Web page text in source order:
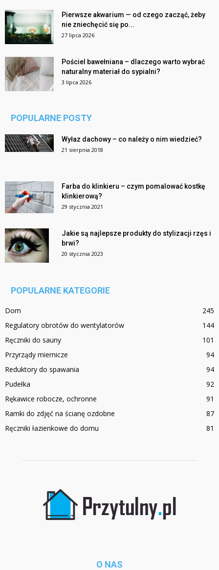
Pierwsze akwarium — od czego zacząć, żeby
nie zniechęcić się po...
27 lipca 2026
Pościel bawełniana – dlaczego warto wybrać
naturalny materiał do sypialni?
3 lipca 2026
POPULARNE POSTY
Wyłaz dachowy – co należy o nim wiedzieć?
21 sierpnia 2018
Farba do klinkieru – czym pomalować kostkę
klinkierową?
29 stycznia 2021
Jakie są najlepsze produkty do stylizacji rzęs i
brwi?
20 stycznia 2023
POPULARNE KATEGORIE
Dom
245
Regulatory obrotów do wentylatorów
144
Ręczniki do sauny
101
Przyrządy miernicze
94
Reduktory do spawania
94
Pudełka
92
Rękawice robocze, ochronne
91
Ramki do zdjęć na ścianę ozdobne
87
Ręczniki łazienkowe do domu
81
O NAS